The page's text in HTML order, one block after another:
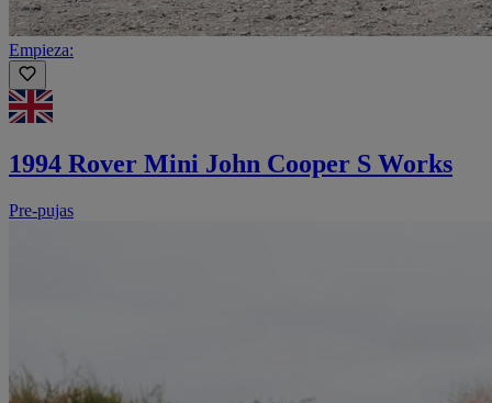
Empieza:
1994 Rover Mini John Cooper S Works
Pre-pujas